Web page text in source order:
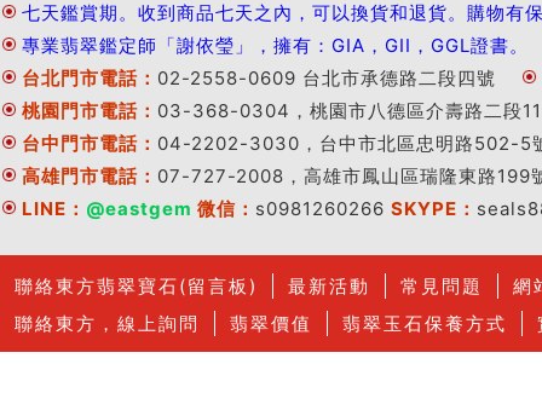
七天鑑賞期。收到商品七天之內，可以換貨和退貨。購物有
專業翡翠鑑定師「謝依瑩」，擁有：GIA，GII，GGL證書。
台北門市電話： 02-2558-0609 台北市承德路二段四號
桃園門市電話： 03-368-0304，桃園市八德區介壽路二段
台中門市電話： 04-2202-3030，台中市北區忠明路502-5
高雄門市電話： 07-727-2008，高雄市鳳山區瑞隆東路199
LINE： @eastgem 微信： s0981260266 SKYPE：
聯絡東方翡翠寶石(留言板) 最新活動 常見問題
網
聯絡東方，線上詢問
翡翠價值 翡翠玉石保養方式